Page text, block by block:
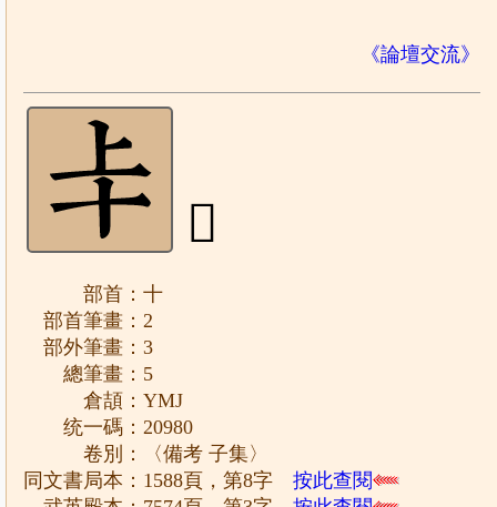
《論壇交流》
𠦀
部首：十
部首筆畫：2
部外筆畫：3
總筆畫：5
倉頡：YMJ
统一碼：20980
卷別：〈備考 子集〉
同文書局本：1588頁，第8字按此查閱